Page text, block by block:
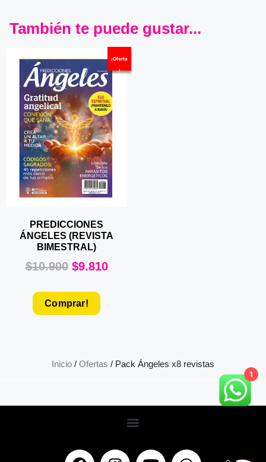
También te puede gustar...
¡Oferta
!
PREDICCIONES
ÁNGELES (REVISTA
BIMESTRAL)
$10.900 $9.810
Comprar!
Inicio / Ofertas / Pack Ángeles x8 revistas 1